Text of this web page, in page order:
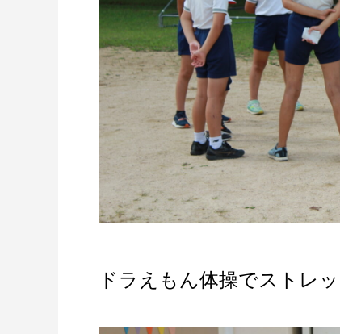
ドラえもん体操でストレ